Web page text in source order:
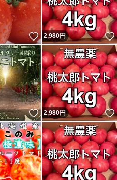
いいね！
2,980円
いいね！
2,980円